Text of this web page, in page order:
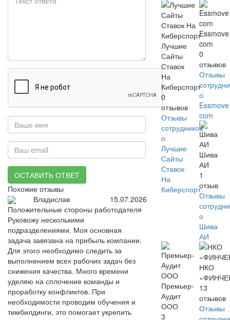
ОСТАВИТЬ ОТВЕТ
Похожие отзывы
Владислав
15.07.2026
Положительные стороны работодателя
Руковожу несколькими
подразделениями. Моя основная
задача завязана на прибыль компании.
Для этого необходимо следить за
выполнением всех рабочих задач без
снижения качества. Много времени
уделяю на сплочение команды и
проработку конфликтов. При
необходимости проводим обучения и
тимбилдинги, это помогает укрепить
Лучшие
Сайты
Ставок
На
Киберспорт
0
отзывов
Отзывы
сотрудников
о
Лучшие
Сайты
Ставок
На
Киберспорт
Essmove
com
0
отзывов
Отзывы
о
Essmove
com
Шива
АИ
1
отзыв
Отзывы
о
Шива
АИ
Премьер-
Аудит
ООО
3
НКО
13
отзывов
Отзывы